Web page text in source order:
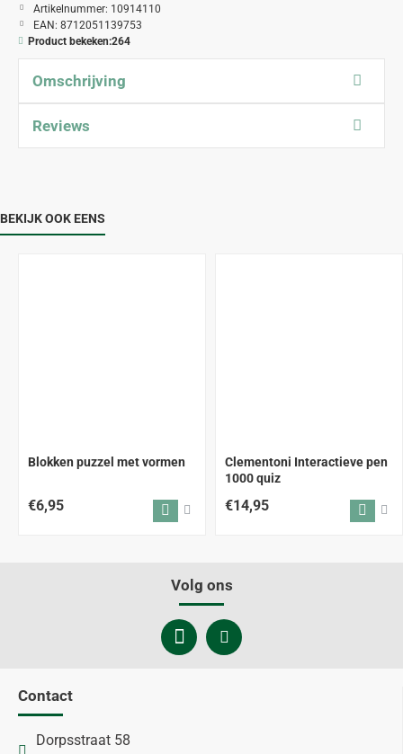
Artikelnummer: 10914110
EAN: 8712051139753
Product bekeken:264
Omschrijving
Reviews
BEKIJK OOK EENS
Blokken puzzel met vormen
€6,95
Clementoni Interactieve pen
1000 quiz
€14,95
Volg ons
Contact
Dorpsstraat 58